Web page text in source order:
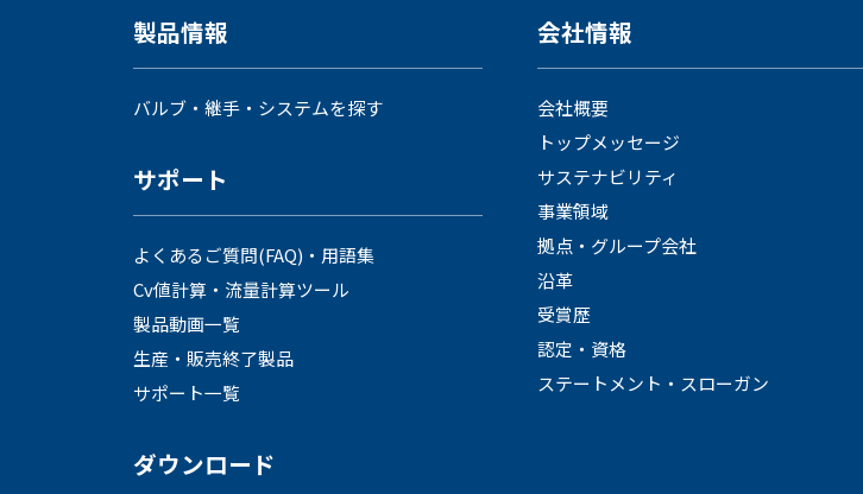
製品情報
バルブ・継手・システムを探す
サポート
よくあるご質問(FAQ)・用語集
Cv値計算・流量計算ツール
製品動画一覧
生産・販売終了製品
サポート一覧
ダウンロード
会社情報
会社概要
トップメッセージ
サステナビリティ
事業領域
拠点・グループ会社
沿革
受賞歴
認定・資格
ステートメント・スローガン